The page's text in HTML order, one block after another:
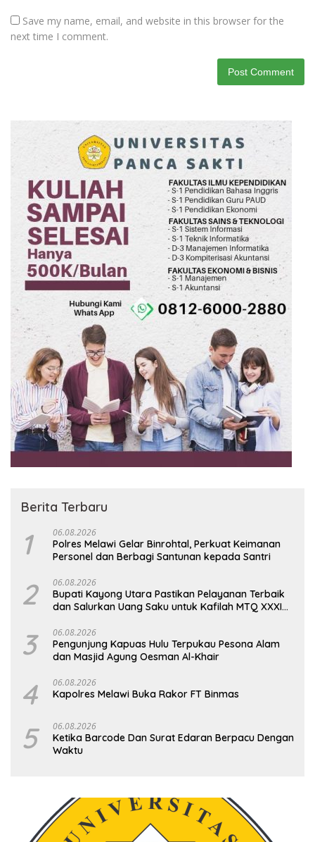
Save my name, email, and website in this browser for the
next time I comment.
Berita Terbaru
1 06.08.2026
Polres Melawi Gelar Binrohtal, Perkuat Keimanan
Personel dan Berbagi Santunan kepada Santri
2 06.08.2026
Bupati Kayong Utara Pastikan Pelayanan Terbaik
dan Salurkan Uang Saku untuk Kafilah MTQ XXXIV
3 06.08.2026
Pengunjung Kapuas Hulu Terpukau Pesona Alam
dan Masjid Agung Oesman Al-Khair
4 06.08.2026
Kapolres Melawi Buka Rakor FT Binmas
5 06.08.2026
Ketika Barcode Dan Surat Edaran Berpacu Dengan
Waktu